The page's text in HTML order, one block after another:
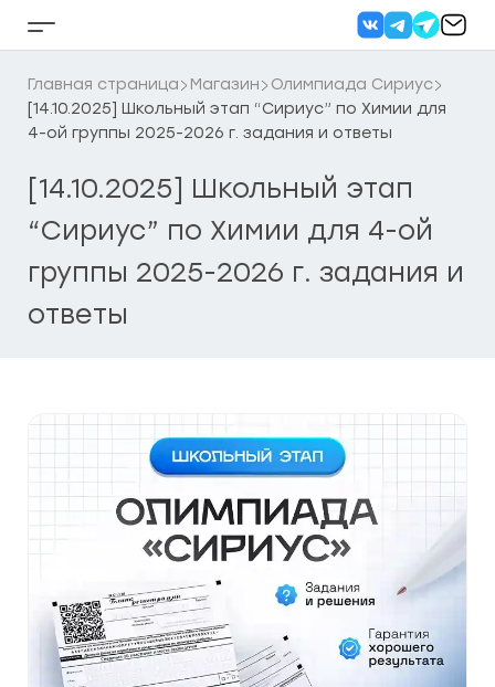
Кнопка
бокового
меню
Главная страница Магазин
Олимпиада Сириус
[14.10.2025] Школьный этап “Сириус” по Химии для
4-ой группы 2025-2026 г. задания и ответы
[14.10.2025] Школьный этап
“Сириус” по Химии для 4-ой
группы 2025-2026 г. задания и
ответы